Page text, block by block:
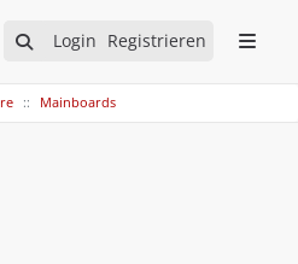
Login Registrieren
Mainboards